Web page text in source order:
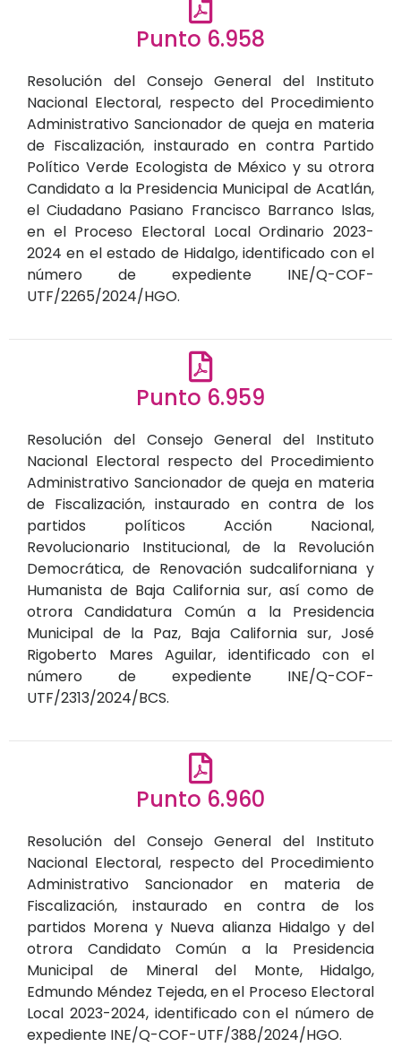
Punto 6.958
Resolución del Consejo General del Instituto
Nacional Electoral, respecto del Procedimiento
Administrativo Sancionador de queja en materia
de Fiscalización, instaurado en contra Partido
Político Verde Ecologista de México y su otrora
Candidato a la Presidencia Municipal de Acatlán,
el Ciudadano Pasiano Francisco Barranco Islas,
en el Proceso Electoral Local Ordinario 2023-
2024 en el estado de Hidalgo, identificado con el
número de expediente INE/Q-COF-
UTF/2265/2024/HGO.
Punto 6.959
Resolución del Consejo General del Instituto
Nacional Electoral respecto del Procedimiento
Administrativo Sancionador de queja en materia
de Fiscalización, instaurado en contra de los
partidos políticos Acción Nacional,
Revolucionario Institucional, de la Revolución
Democrática, de Renovación sudcaliforniana y
Humanista de Baja California sur, así como de
otrora Candidatura Común a la Presidencia
Municipal de la Paz, Baja California sur, José
Rigoberto Mares Aguilar, identificado con el
número de expediente INE/Q-COF-
UTF/2313/2024/BCS.
Punto 6.960
Resolución del Consejo General del Instituto
Nacional Electoral, respecto del Procedimiento
Administrativo Sancionador en materia de
Fiscalización, instaurado en contra de los
partidos Morena y Nueva alianza Hidalgo y del
otrora Candidato Común a la Presidencia
Municipal de Mineral del Monte, Hidalgo,
Edmundo Méndez Tejeda, en el Proceso Electoral
Local 2023-2024, identificado con el número de
expediente INE/Q-COF-UTF/388/2024/HGO.